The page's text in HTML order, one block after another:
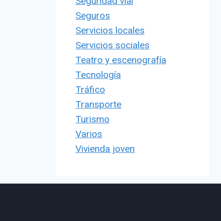
Seguros
Servicios locales
Servicios sociales
Teatro y escenografía
Tecnología
Tráfico
Transporte
Turismo
Varios
Vivienda joven